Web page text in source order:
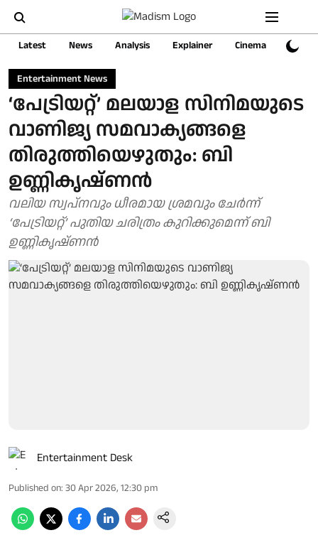
Latest News Analysis Explainer Cinema Sports
Entertainment News
‘പേട്രിയറ്റ്’ മലയാള സിനിമയുടെ
വാണിജ്യ സമവാക്യങ്ങളെ
തിരുത്തിയെഴുതും: ബി
ഉണ്ണികൃഷ്ണൻ
വലിയ സ്വപ്നവും ധീരമായ ശ്രമവും ചേർന്ന്
‘പേട്രിയറ്റ്’ പുതിയ ചരിത്രം കുറിക്കുമെന്ന് ബി
ഉണ്ണികൃഷ്ണൻ
Entertainment Desk
Published on: 30 Apr 2026, 12:30 pm